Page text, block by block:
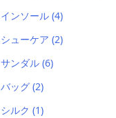
インソール (4)
シューケア (2)
サンダル (6)
バッグ (2)
シルク (1)